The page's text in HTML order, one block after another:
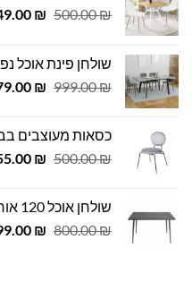
500.00₪
המחיר
500.00 ₪.
₪
שולחן פינת אוכל נפתח - 120 ס"מ
999.00₪
המחיר
999.00 ₪.
₪
כסאות מעוצבים
500.00₪
המחיר
500.00 ₪.
₪
שולחן אוכל 120 אורך
800.00₪
המחיר
₪